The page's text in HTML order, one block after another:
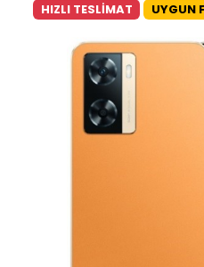
HIZLI TESLİMAT UYGUN